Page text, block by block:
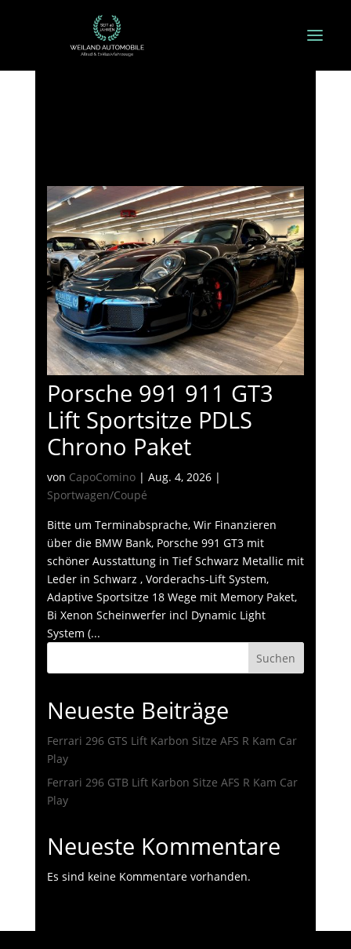
Porsche 991 911 GT3
Lift Sportsitze PDLS
Chrono Paket
von CapoComino| Aug. 4, 2026|
Sportwagen/Coupé
Bitte um Terminabsprache, Wir Finanzieren
über die BMW Bank, Porsche 991 GT3 mit
schöner Ausstattung in Tief Schwarz Metallic mit
Leder in Schwarz , Vorderachs-Lift System,
Adaptive Sportsitze 18 Wege mit Memory Paket,
Bi Xenon Scheinwerfer incl Dynamic Light
System (...
Suchen
Neueste Beiträge
Ferrari 296 GTS Lift Karbon Sitze AFS R Kam Car
Play
Ferrari 296 GTB Lift Karbon Sitze AFS R Kam Car
Play
Neueste Kommentare
Es sind keine Kommentare vorhanden.